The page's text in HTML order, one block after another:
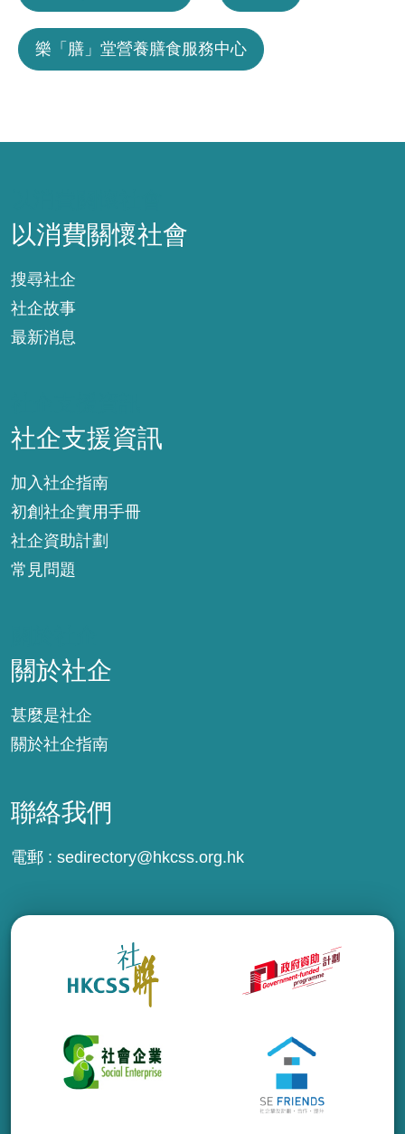
樂「膳」堂營養膳食服務中心
以消費關懷社會
搜尋社企
社企故事
最新消息
社企支援資訊
加入社企指南
初創社企實用手冊
社企資助計劃
常見問題
關於社企
甚麼是社企
關於社企指南
聯絡我們
電郵 : sedirectory@hkcss.org.hk